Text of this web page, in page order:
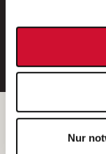
Nur
Betreiber der
Garitz